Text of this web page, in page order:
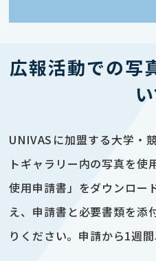
広報活動での写
UNIVASに加盟する大学・
トギャラリー内の写真を使
使用申請書」をダウンロー
え、申請書と必要書類を添
りください。申請から1週間